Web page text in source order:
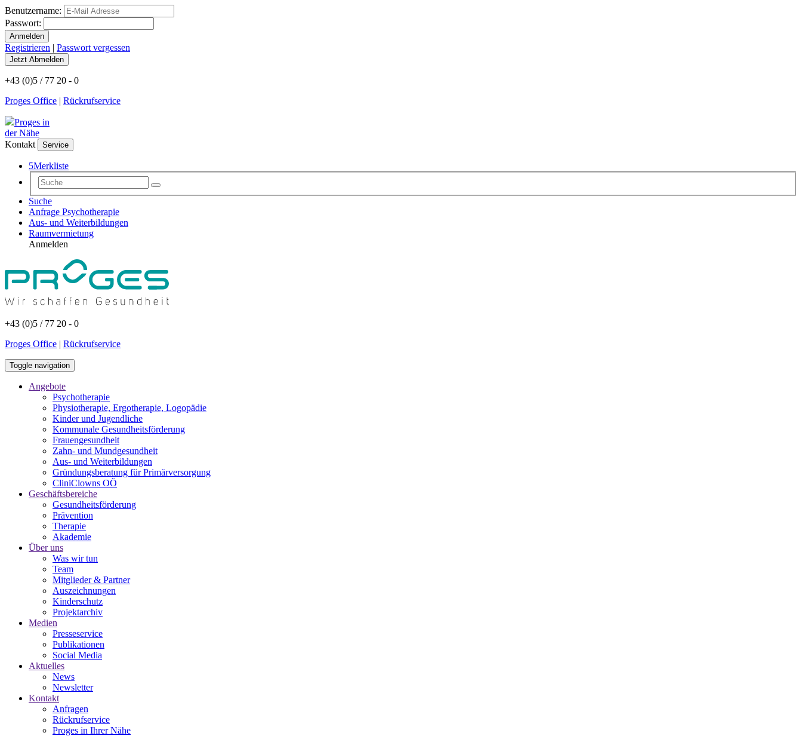
Benutzername:
Passwort:
Registrieren | Passwort vergessen
+43 (0)5 / 77 20 - 0
Proges Office | Rückrufservice
Proges in
der Nähe
Kontakt
Service
5Merkliste
Suche
Anfrage Psychotherapie
Aus- und Weiterbildungen
Raumvermietung
Anmelden
+43 (0)5 / 77 20 - 0
Proges Office | Rückrufservice
Toggle navigation
Angebote
Psychotherapie
Physiotherapie, Ergotherapie, Logopädie
Kinder und Jugendliche
Kommunale Gesundheitsförderung
Frauengesundheit
Zahn- und Mundgesundheit
Aus- und Weiterbildungen
Gründungsberatung für Primärversorgung
CliniClowns OÖ
Geschäftsbereiche
Gesundheitsförderung
Prävention
Therapie
Akademie
Über uns
Was wir tun
Team
Mitglieder & Partner
Auszeichnungen
Kinderschutz
Projektarchiv
Medien
Presseservice
Publikationen
Social Media
Aktuelles
News
Newsletter
Kontakt
Anfragen
Rückrufservice
Proges in Ihrer Nähe